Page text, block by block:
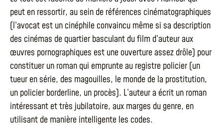
peut en ressortir, au sein de références cinématographiques
(l’avocat est un cinéphile convaincu même si sa description
des cinémas de quartier basculant du film d’auteur aux
œuvres pornographiques est une ouverture assez drôle) pour
constituer un roman qui emprunte au registre policier (un
tueur en série, des magouilles, le monde de la prostitution,
un policier borderline, un procès). L’auteur a écrit un roman
intéressant et très jubilatoire, aux marges du genre, en
utilisant de manière intelligente les codes.